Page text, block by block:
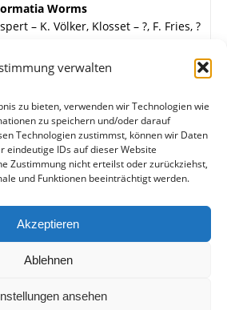
verwalten
zu bieten, verwenden wir Technologien wie
zu speichern und/oder darauf
Technologien zustimmst, können wir Daten
eindeutige IDs auf dieser Website
Zustimmung nicht erteilst oder zurückziehst,
und Funktionen beeinträchtigt werden.
Akzeptieren
Ablehnen
ansehen
Worms
– K. Völker, Klosset – ?, F. Fries, ?
Neu-Isenburg
in der 2. Halbzeit raus
damit Hessenmeister
der beiden Mannschaften